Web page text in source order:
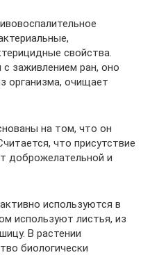
свойства.
заживлением ран, оно
организма, очищает
на том, что он
что присутствие
доброжелательной и
используются в
используют листья, из
В растении
биологически